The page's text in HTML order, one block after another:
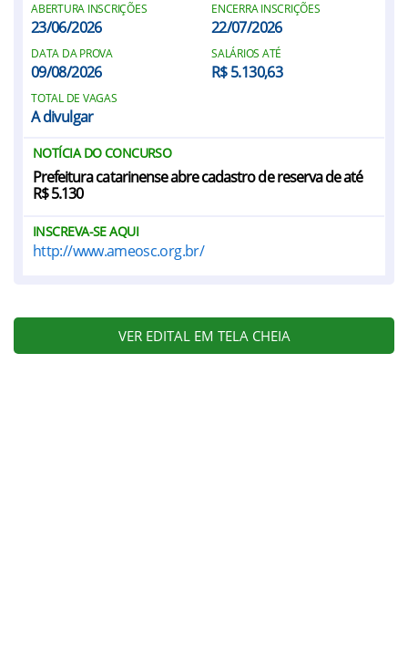
ABERTURA INSCRIÇÕES
23/06/2026
ENCERRA INSCRIÇÕES
22/07/2026
DATA DA PROVA
09/08/2026
SALÁRIOS ATÉ
R$ 5.130,63
TOTAL DE VAGAS
A divulgar
NOTÍCIA DO CONCURSO
Prefeitura catarinense abre cadastro de reserva de até
R$ 5.130
INSCREVA-SE AQUI
http://www.ameosc.org.br/
VER EDITAL EM TELA CHEIA